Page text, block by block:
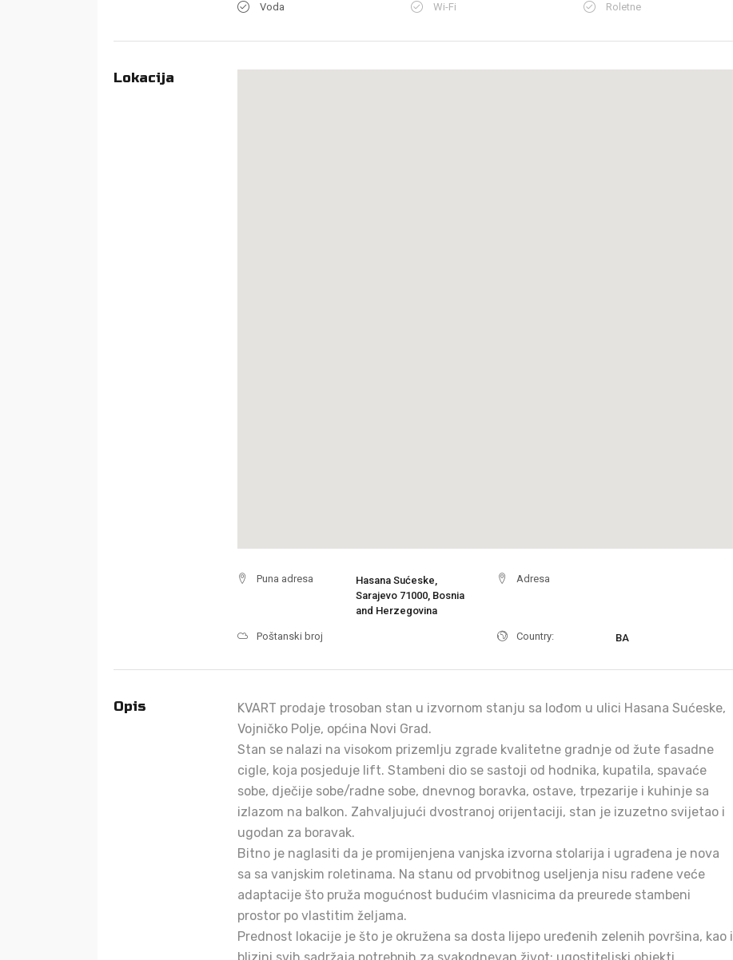
Voda
Wi-Fi Roletne
Lokacija
Puna adresa
Hasana Sućeske,
Sarajevo 71000, Bosnia
and Herzegovina
Adresa
Poštanski broj Country: BA
Opis
KVART prodaje trosoban stan u izvornom stanju sa lođom u ulici Hasana Sućeske,
Vojničko Polje, općina Novi Grad.
Stan se nalazi na visokom prizemlju zgrade kvalitetne gradnje od žute fasadne
cigle, koja posjeduje lift. Stambeni dio se sastoji od hodnika, kupatila, spavaće
sobe, dječije sobe/radne sobe, dnevnog boravka, ostave, trpezarije i kuhinje sa
izlazom na balkon. Zahvaljujući dvostranoj orijentaciji, stan je izuzetno svijetao i
ugodan za boravak.
Bitno je naglasiti da je promijenjena vanjska izvorna stolarija i ugrađena je nova
sa sa vanjskim roletinama. Na stanu od prvobitnog useljenja nisu rađene veće
adaptacije što pruža mogućnost budućim vlasnicima da preurede stambeni
prostor po vlastitim željama.
Prednost lokacije je što je okružena sa dosta lijepo uređenih zelenih površina, kao i